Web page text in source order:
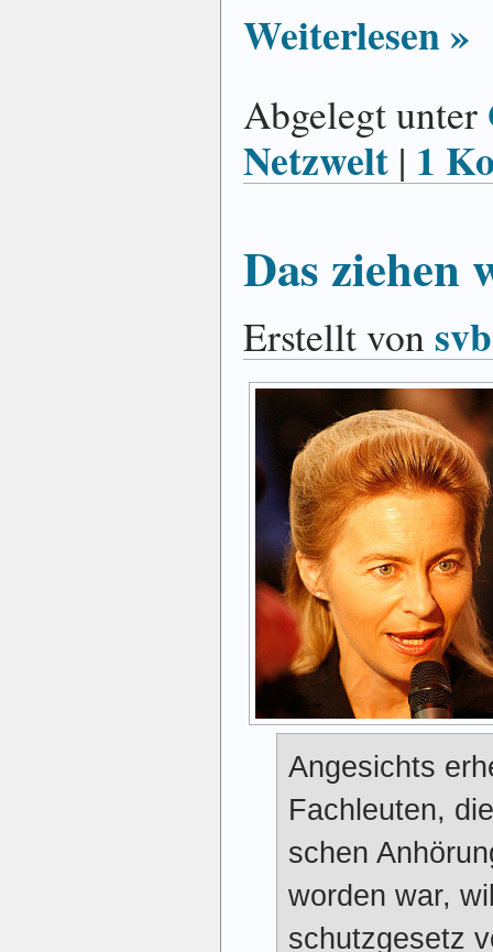
Weiterlesen »
Abgelegt unter
Netzwelt | 1
Das ziehen
Erstellt vonsvb
Angesichts
Fachleuten,
schen
worden war,
schutz­gesetz